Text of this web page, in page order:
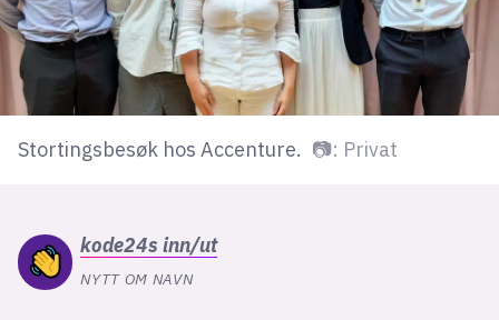
Stortingsbesøk hos Accenture. 📷: Privat
kode24s inn/ut
NYTT OM NAVN
lys modus
mørk modus
kode24-klubben
Bluesky
Facebook